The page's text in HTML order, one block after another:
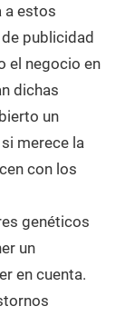
a estos
publicidad
el negocio en
dichas
un
merece la
con los
genéticos
un
en cuenta.